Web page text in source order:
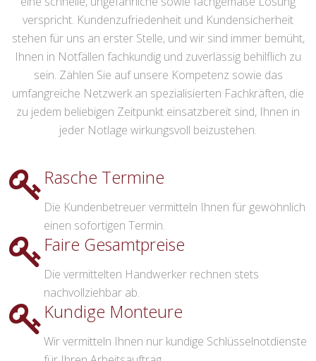
verspricht. Kundenzufriedenheit und Kundensicherheit
stehen für uns an erster Stelle, und wir sind immer bemüht,
Ihnen in Notfällen fachkundig und zuverlässig behilflich zu
sein. Zählen Sie auf unsere Kompetenz sowie das
umfangreiche Netzwerk an spezialisierten Fachkräften, die
zu jedem beliebigen Zeitpunkt einsatzbereit sind, Ihnen in
jeder Notlage wirkungsvoll beizustehen.
Rasche Termine
Die Kundenbetreuer vermitteln Ihnen für gewöhnlich
einen sofortigen Termin.
Faire Gesamtpreise
Die vermittelten Handwerker rechnen stets
nachvollziehbar ab.
Kundige Monteure
Wir vermitteln Ihnen nur kundige Schlüsselnotdienste